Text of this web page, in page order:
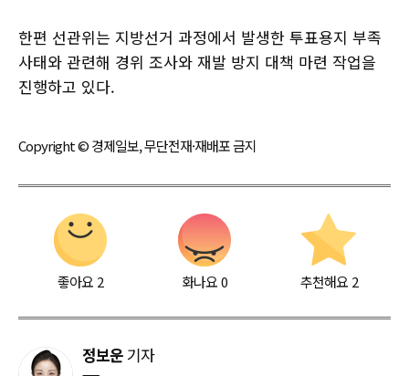
한편 선관위는 지방선거 과정에서 발생한 투표용지 부족
사태와 관련해 경위 조사와 재발 방지 대책 마련 작업을
진행하고 있다.
Copyright © 경제일보, 무단전재·재배포 금지
좋아요 2 화나요0 추천해요 2
정보운 기자